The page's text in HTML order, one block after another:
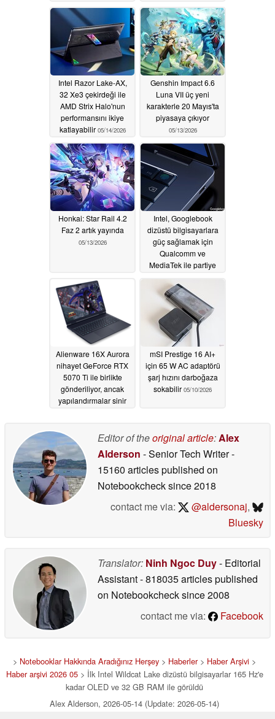
05/18/2026
Intel Razor Lake-AX,
32 Xe3 çekirdeği ile
AMD Strix Halo'nun
performansını ikiye
katlayabilir 05/14/2026
Genshin Impact 6.6
Luna VII üç yeni
karakterle 20 Mayıs'ta
piyasaya çıkıyor
05/13/2026
Honkai: Star Rail 4.2
Faz 2 artık yayında
05/13/2026
Intel, Googlebook
dizüstü bilgisayarlara
güç sağlamak için
Qualcomm ve
MediaTek ile partiye
05/13/2026
Alienware 16X Aurora
nihayet GeForce RTX
5070 Ti ile birlikte
gönderiliyor, ancak
yapılandırmalar sinir
mSI Prestige 16 AI+
için 65 W AC adaptörü
şarj hızını darboğaza
sokabilir 05/10/2026
Editor of theoriginal article:Alex
Alderson - Senior Tech Writer-
15160 articles published on
Notebookchecksince 2018
contact me via:
@aldersonaj,
Bluesky
Translator: Ninh Ngoc Duy- Editorial
Assistant- 818035 articles published
on Notebookchecksince 2008
contact me via:
Facebook
> Notebooklar Hakkında Aradığınız Herşey > Haberler> Haber Arşivi >
Haber arşivi 2026 05> İlk Intel Wildcat Lake dizüstü bilgisayarlar 165 Hz'e
kadar OLED ve 32 GB RAM ile görüldü
Alex Alderson, 2026-05-14 (Update: 2026-05-14)